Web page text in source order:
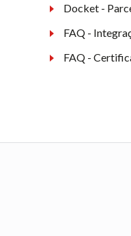
Docket -
FAQ -
FAQ -